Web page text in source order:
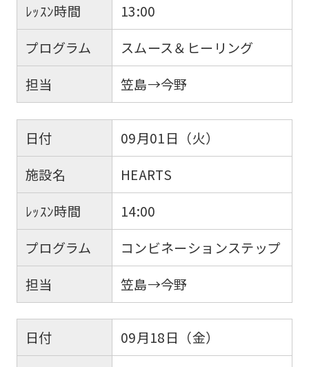
ﾚｯｽﾝ時間
13:00
プログラム
スムース＆ヒーリング
担当
笠島→今野
日付
09月01日（火）
施設名
HEARTS
ﾚｯｽﾝ時間
14:00
プログラム
コンビネーションステップ
担当
笠島→今野
日付
09月18日（金）